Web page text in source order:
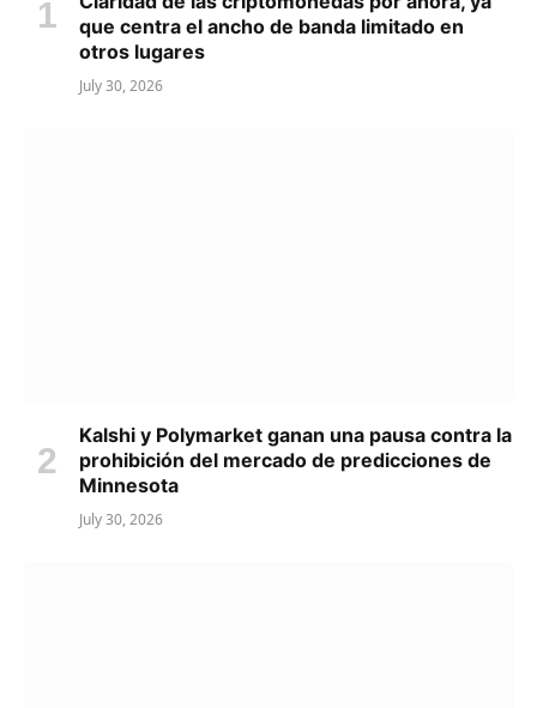
que centra el ancho de banda limitado en
otros lugares
July 30, 2026
Kalshi y Polymarket ganan una pausa contra la
prohibición del mercado de predicciones de
Minnesota
July 30, 2026